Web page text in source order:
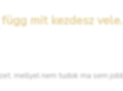
mit kezdesz vele.
mellyel nem tudok ma sem